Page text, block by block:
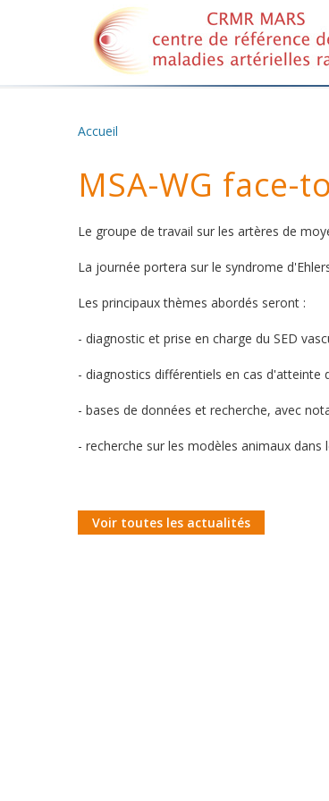
Accueil
MSA-WG face-
Le groupe de travail sur les artères de
La journée portera sur le syndrome
Les principaux thèmes abordés seront :
- diagnostic et prise en charge du SED
- diagnostics différentiels en cas d'atteinte
- bases de données et recherche, avec
- recherche sur les modèles animaux dans
Voir toutes les actualités